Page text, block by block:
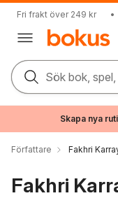
Fri frakt över 249 kr •
Sök bok,
Skapa nya
Författare Fakhri
Fakhri